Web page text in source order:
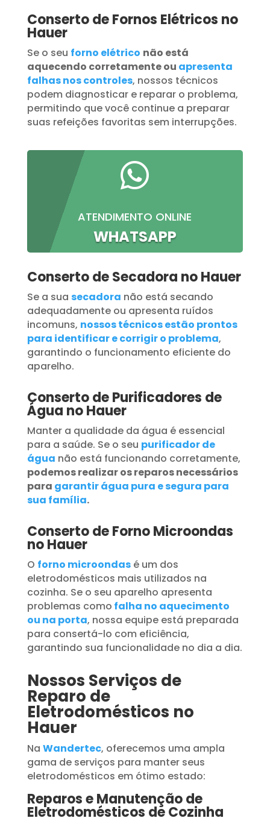
Conserto de Fornos Elétricos no
Hauer
Se o seu forno elétrico não está
aquecendo corretamente ou apresenta
falhas nos controles, nossos técnicos
podem diagnosticar e reparar o problema,
permitindo que você continue a preparar
suas refeições favoritas sem interrupções.

ATENDIMENTO ONLINE
WHATSAPP
Conserto de Secadora no Hauer
Se a sua secadora não está secando
adequadamente ou apresenta ruídos
incomuns, nossos técnicos estão prontos
para identificar e corrigir o problema,
garantindo o funcionamento eficiente do
aparelho.
Conserto de Purificadores de
Água no Hauer
Manter a qualidade da água é essencial
para a saúde. Se o seu purificador de
água não está funcionando corretamente,
podemos realizar os reparos necessários
para garantir água pura e segura para
sua família.
Conserto de Forno Microondas
no Hauer
O forno microondasé um dos
eletrodomésticos mais utilizados na
cozinha. Se o seu aparelho apresenta
problemas como falha no aquecimento
ou na porta, nossa equipe está preparada
para consertá-lo com eficiência,
garantindo sua funcionalidade no dia a dia.
Nossos Serviços de
Reparo de
Eletrodomésticos no
Hauer
Na Wandertec, oferecemos uma ampla
gama de serviços para manter seus
eletrodomésticos em ótimo estado:
Reparos e Manutenção de
Eletrodomésticos de Cozinha